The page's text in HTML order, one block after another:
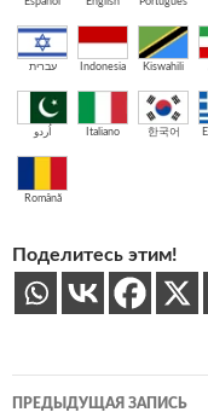
עברית Indonesia Kiswahili
اُردو Italiano 한국어
Română
Поделитесь этим!
Навигация
ПРЕДЫДУЩАЯ ЗАПИСЬ